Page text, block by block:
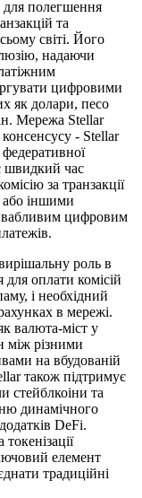
для полегшення
та
світі. Його
надаючи
цифровими
як долари, песо
Мережа Stellar
- Stellar
швидкий час
за транзакції
або іншими
цифровим
роль в
оплати комісій
і необхідний
в мережі.
валюта-міст у
між різними
на вбудованій
також підтримує
стейблкоіни та
динамічного
DeFi.
елемент
традиційні